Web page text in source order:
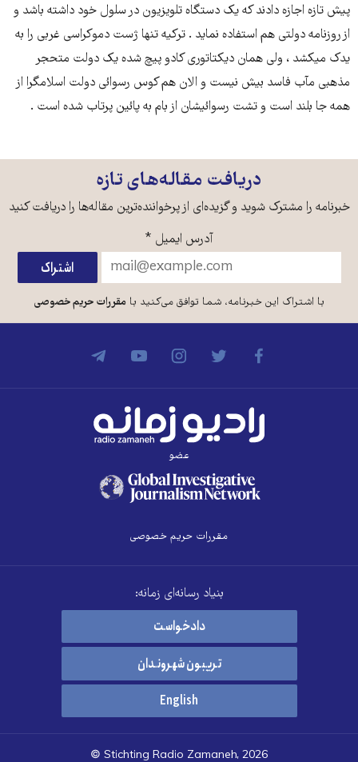
پیش تازه اجازه دادند که یک دستگاه تلویزیون در سلول خود داشته باشد و
از روزنامه دولتی هم استفاده نماید . ترکیه تنها ژست دموکراسی غربی را به
یدک میکشد ، ولی همان دیکتاتوری کادو پیچ شده یک دولت متحجر
مذهبی مآب فاسد بیش نیست و الان هم کوس رسوائی دولت اسلامگرا از
همه جا بلند است و تشت رسوائیشان از بام به پائین پرتاب شده است .
دریافت مقاله‌های تازه
خبرنامه را مشترک شوید و گزیده‌ای از پرخواننده‌ترین مقاله‌ها را دریافت کنید
آدرس ایمیل *
با اشتراک این خبرنامه، شما توافق می‌کنید بامقررات حریم خصوصی
عضو
مقررات حریم خصوصی
بنیاد رسانه‌ای زمانه:
دادخواست
تریبون شهروندان
English
© Stichting Radio Zamaneh, 2026